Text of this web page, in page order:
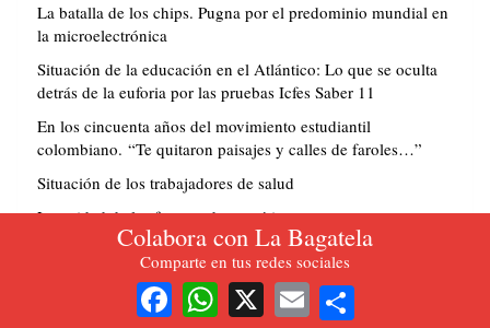
Colabora con La Bagatela
Comparte en tus redes sociales
FacebookWhatsApp
X Email
La batalla de los chips. Pugna por el predominio mundial en
la microelectrónica
Situación de la educación en el Atlántico: Lo que se oculta
detrás de la euforia por las pruebas Icfes Saber 11
En los cincuenta años del movimiento estudiantil
colombiano. “Te quitaron paisajes y calles de faroles…”
Situación de los trabajadores de salud
La unidad de las fuerzas democráticas
Premonición electoral
Que Uribe vaya a la JEP, dé su versión y cuente su verdad
Entrevista a Marcelo Torres Benavides. “El movimiento